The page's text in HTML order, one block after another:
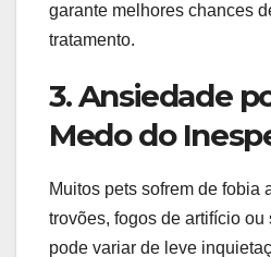
garante melhores chances
tratamento.
3. Ansiedade
Medo do
Muitos pets sofrem de fobia
trovões, fogos de artifício ou
pode variar de leve